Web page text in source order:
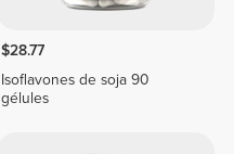
$28.77
Isoflavones de soja 90
gélules